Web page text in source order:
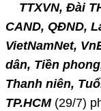
TTXVN, Đài
CAND, QĐND,
VietNamNet,
dân, Tiền
Thanh niên,
TP.HCM(29/7)